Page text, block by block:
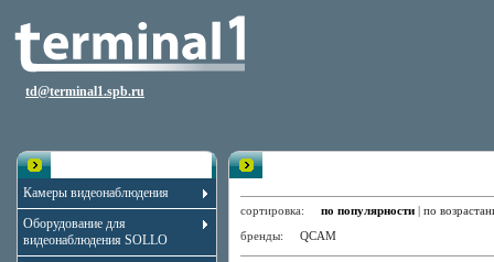
td@terminal1.spb.ru
Камеры видеонаблюдения
Оборудование для
видеонаблюдения SOLLO
сортировка: по популярности | по
бренды: QCAM